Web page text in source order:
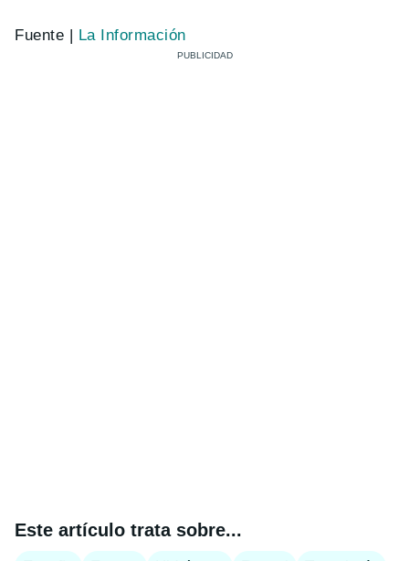
Fuente | La Información
Este artículo trata sobre...